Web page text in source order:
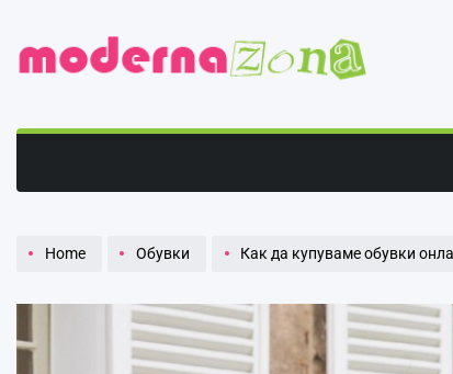
content
зона
Home Обувки Как да купуваме обувки